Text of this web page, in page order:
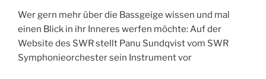
Wer gern mehr über die Bassgeige wissen und mal
einen Blick in ihr Inneres werfen möchte: Auf der
Website des SWR stellt Panu Sundqvist vom SWR
Symphonieorchester sein Instrument vor